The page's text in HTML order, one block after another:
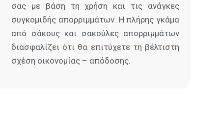
σας με βάση τη χρήση και τις ανάγκες
συγκομιδής απορριμμάτων. Η πλήρης γκάμα
από σάκους και σακούλες απορριμμάτων
διασφαλίζει ότι θα επιτύχετε τη βέλτιστη
σχέση οικονομίας – απόδοσης.